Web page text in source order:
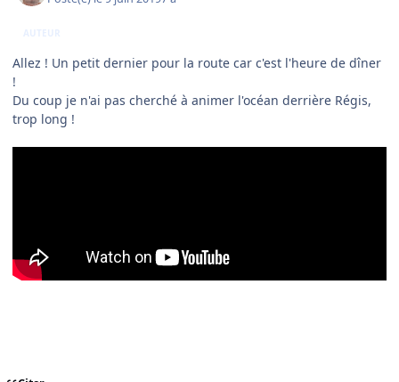
AUTEUR
Allez ! Un petit dernier pour la route car c'est l'heure de dîner
!
Du coup je n'ai pas cherché à animer l'océan derrière Régis,
trop long !